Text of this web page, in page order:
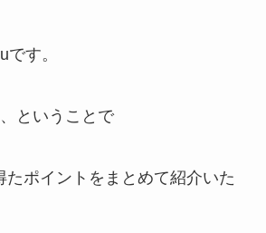
す。
ということで
たポイントをまとめて紹介いた